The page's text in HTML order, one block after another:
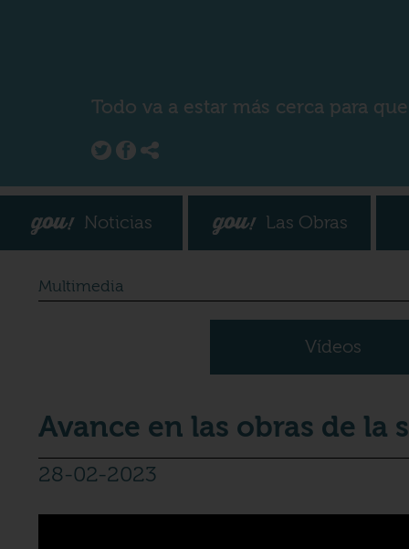
Todo va a estar más cerca para
Noticias Las Obras
Multimedia
Vídeos
Avance en las obras de la
28-02-2023